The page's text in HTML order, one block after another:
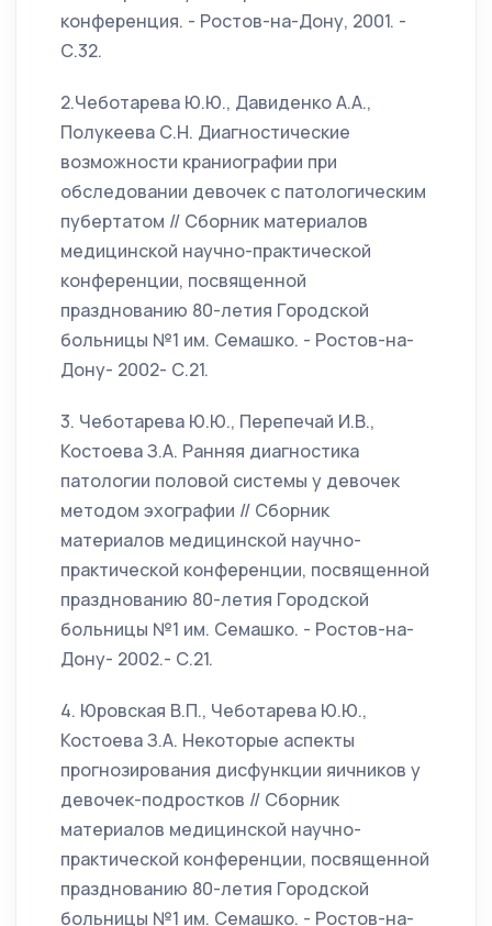
конференция. - Ростов-на-Дону, 2001. -
С.32.
2.Чеботарева Ю.Ю., Давиденко А.А.,
Полукеева С.Н. Диагностические
возможности краниографии при
обследовании девочек с патологическим
пубертатом // Сборник материалов
медицинской научно-практической
конференции, посвященной
празднованию 80-летия Городской
больницы №1 им. Семашко. - Ростов-на-
Дону- 2002- С.21.
3. Чеботарева Ю.Ю., Перепечай И.В.,
Костоева З.А. Ранняя диагностика
патологии половой системы у девочек
методом эхографии // Сборник
материалов медицинской научно-
практической конференции, посвященной
празднованию 80-летия Городской
больницы №1 им. Семашко. - Ростов-на-
Дону- 2002.- С.21.
4. Юровская В.П., Чеботарева Ю.Ю.,
Костоева З.А. Некоторые аспекты
прогнозирования дисфункции яичников у
девочек-подростков // Сборник
материалов медицинской научно-
практической конференции, посвященной
празднованию 80-летия Городской
больницы №1 им. Семашко. - Ростов-на-